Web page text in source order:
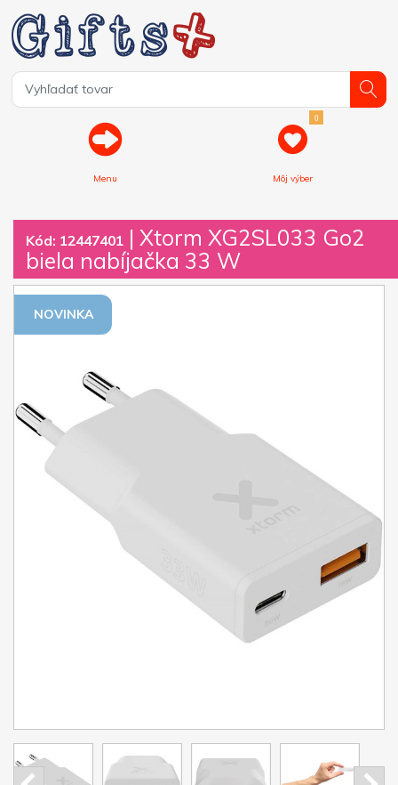
Menu
0
Môj výber
Kód: 12447401 | Xtorm XG2SL033 Go2
biela nabíjačka 33 W
NOVINKA